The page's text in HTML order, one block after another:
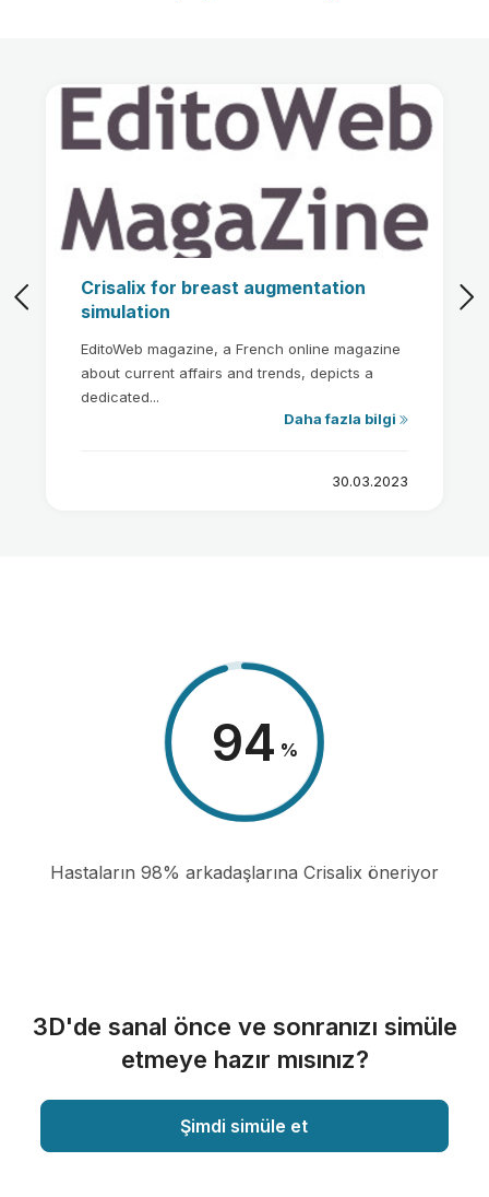
Crisalix for breast augmentation
simulation
EditoWeb magazine, a French online magazine
about current affairs and trends, depicts a
dedicated...
Daha fazla bilgi
30.03.2023
98 %
Hastaların 98% arkadaşlarına Crisalix öneriyor
3D'de sanal önce ve sonranızı simüle
etmeye hazır mısınız?
Şimdi simüle et